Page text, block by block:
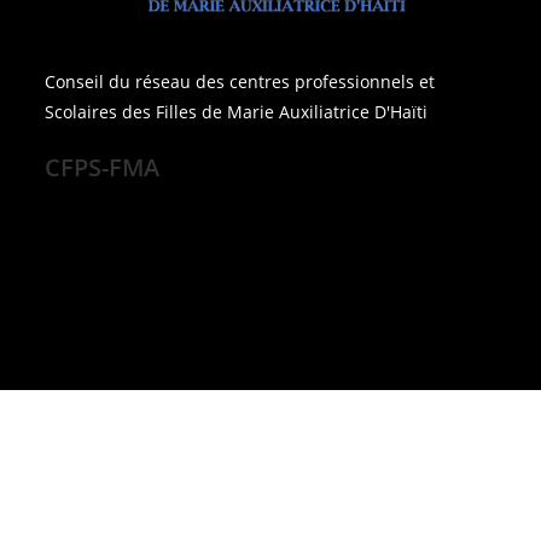
Conseil du réseau des centres professionnels et
Scolaires des Filles de Marie Auxiliatrice D'Haïti
CFPS-FMA